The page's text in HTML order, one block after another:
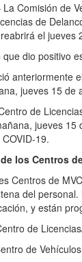
La Comisión de
de
el jueves
que dio positivo
anteriormente
jueves 15 de
de
jueves 15
19.
los Centros
Centros de
del
y están
de
de Vehículos